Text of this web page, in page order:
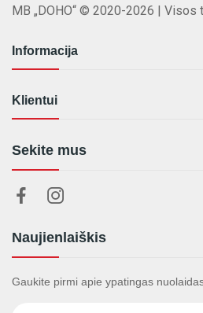
MB „DOHO“ © 2020-2026 |
Informacija
Klientui
Sekite mus
Naujienlaiškis
Gaukite pirmi apie ypatingas